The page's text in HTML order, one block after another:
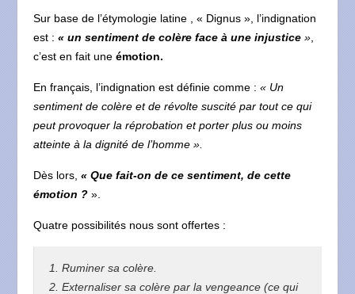
Sur base de l’étymologie latine , « Dignus », l’indignation
est :« un sentiment de colère face à une injustice»
c’est en fait uneémotion.
En français, l’indignation est définie comme :« Un
sentiment de colère et de révolte suscité par tout ce qui
peut provoquer la réprobation et porter plus ou moins
atteinte à la dignité de l’homme ».
Dès lors,« Que fait-on de ce sentiment, de cette
émotion ? ».
Quatre possibilités nous sont offertes :
Ruminer sa colère.
Externaliser sa colère par la vengeance (ce qui